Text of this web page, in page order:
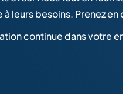
besoins. Prenez
continue dans